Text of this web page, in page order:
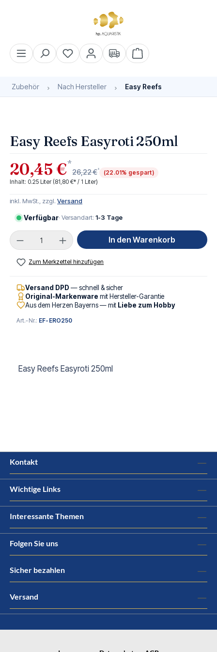
Warenkorb enthält 0
Zubehör Nach Hersteller Easy Reefs
Easy Reefs Easyroti 250ml
20,45 €*
26,22 €*
(22.01% gespart)
Inhalt: 0.25 Liter (81,80 €* / 1 Liter)
inkl. MwSt., zzgl. Versand
Verfügbar· Versandart: 1-3 Tage
Produkt Anzahl: Gib den gewünschten Wert
In den Warenkorb
Zum Merkzettel hinzufügen
Versand DPD — schnell & sicher
Original-Markenware mit Hersteller-Garantie
Aus dem Herzen Bayerns — mit Liebe zum Hobby
Art.-Nr.: EF-ERO250
Easy Reefs Easyroti 250ml
Kontakt
Wichtige Links
Interessante Themen
Folgen Sie uns
Sicher bezahlen
Versand